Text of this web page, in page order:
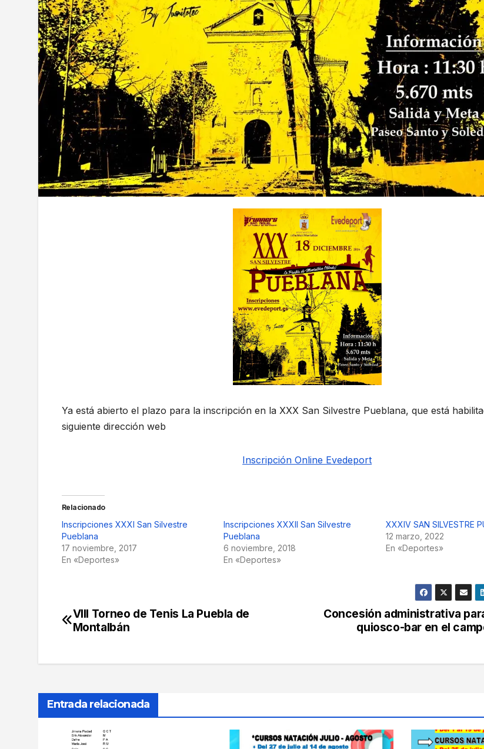
Ya está abierto el plazo para la inscripción en la XXX San Silvestre Pueblana, que está
siguiente dirección web
Inscripción Online Evedeport
Relacionado
Inscripciones XXXI San Silvestre
Pueblana
17 noviembre, 2017
En «Deportes»
Inscripciones XXXII San Silvestre
Pueblana
6 noviembre, 2018
En «Deportes»
XXXIV SAN SILVESTRE
12 marzo, 2022
En «Deportes»
Navegación
entradas
Concesión administrativa
quiosco-bar en el
VIII Torneo de Tenis La Puebla de
Montalbán
Entrada relacionada